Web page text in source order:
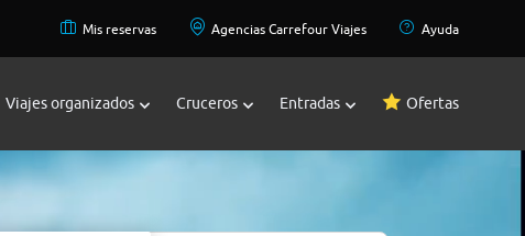
Mis reservas Agencias Carrefour Viajes Ayuda
Viajes organizados Cruceros Entradas Ofertas